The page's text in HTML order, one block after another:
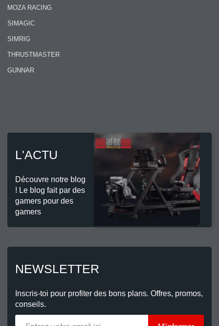
MOZA RACING
SIMAGIC
SIMRIG
THRUSTMASTER
GUNNAR
L'ACTU
Découvre notre blog
! Le blog fait par des
gamers pour des
gamers
NEWSLETTER
Inscris-toi pour profiter des bons plans. Offres, promos,
conseils.